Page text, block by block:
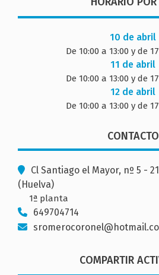
10 de abril
De 10:00 a 13:00 y de
11 de abril
De 10:00 a 13:00 y de
12 de abril
De 10:00 a 13:00 y de
CONTACTO
Cl Santiago el Mayor, nº 5 -
(Huelva)
1ª planta
649704714
COMPARTIR